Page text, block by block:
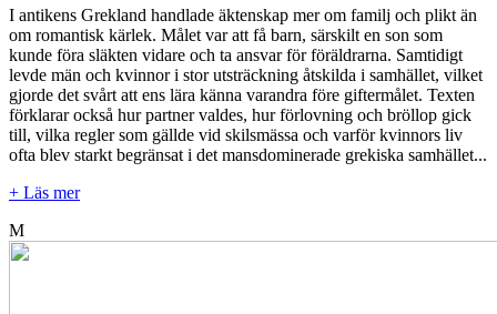
I antikens Grekland handlade äktenskap mer om familj och plikt än
om romantisk kärlek. Målet var att få barn, särskilt en son som
kunde föra släkten vidare och ta ansvar för föräldrarna. Samtidigt
levde män och kvinnor i stor utsträckning åtskilda i samhället, vilket
gjorde det svårt att ens lära känna varandra före giftermålet. Texten
förklarar också hur partner valdes, hur förlovning och bröllop gick
till, vilka regler som gällde vid skilsmässa och varför kvinnors liv
ofta blev starkt begränsat i det mansdominerade grekiska samhället...
+ Läs mer
M